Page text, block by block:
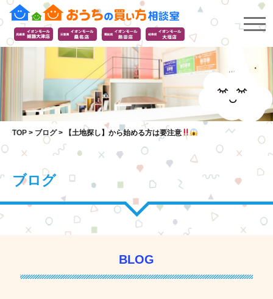
TOP > ブログ> 【土地探し】から始める方は要注意
ブログ
BLOG